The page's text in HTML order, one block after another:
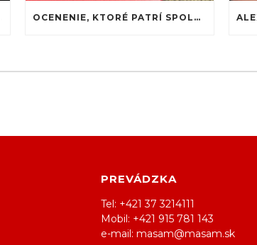
OCENENIE, KTORÉ PATRÍ SPOLUPRÁCI
PREVÁDZKA
Tel: +421 37 3214111
Mobil: +421 915 781 143
e-mail: masam@masam.sk